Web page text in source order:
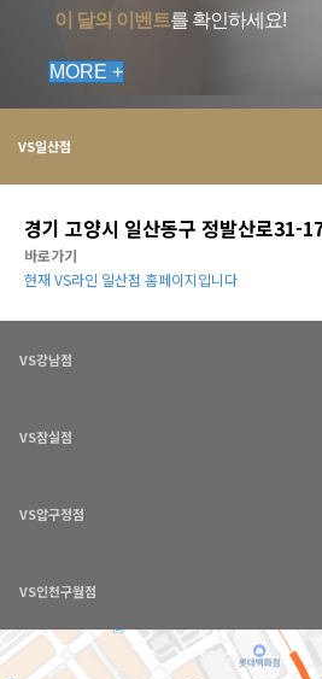
이 달의 이벤트를 확인하세요!
MORE +
VS일산점
경기 고양시 일산동구 정발산로31-
바로가기
현재 VS라인 일산점 홈페이지입니다
VS강남점
VS잠실점
VS압구정점
VS인천구월점